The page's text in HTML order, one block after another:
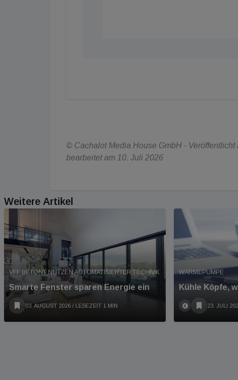
© Cachalot Media House GmbH - Veröffentlicht
bearbeitet am 10. Juli 2026
Weitere Artikel
VFF BETONT NUTZEN AUTOMATISIERTER TECHNIK
Smarte Fenster sparen Energie ein
03. AUGUST 2026 / LESEZEIT 1 MIN
WÄRMEPUMPE
Kühle Köpfe,
23. JULI